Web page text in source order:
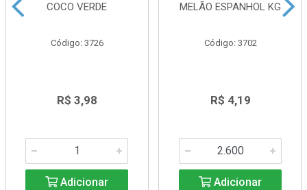
COCO VERDE
Código: 3726
R$ 3,98
Adicionar
MELÃO ESPANHOL KG
Código: 3702
R$ 4,19
Adicionar